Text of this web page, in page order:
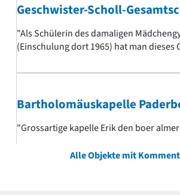
frühen 20 Jhd.s mit einer einzigartigen, sachlichen
Fassadengestaltung. "
Geschwister-Scholl-
"Als Schülerin des damaligen
(Einschulung dort 1965) hat man dieses
hat auch überhaupt nichts dazu
bei einer Besichtigung anlässlich der
jährigen Abitur, habe ich die besondere
Schule wirklich genießen können. "
Bartholomäuskapelle
"Grossartige kapelle Erik den boer
Alle Objekte mit